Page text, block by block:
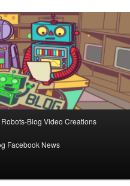
Robots-Blog Video Creations
Facebook News